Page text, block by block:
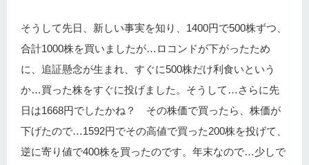
そうして先日、新しい事実を知り、1400円で500株ずつ、
合計1000株を買いましたが…ロコンドが下がったため
に、追証懸念が生まれ、すぐに500株だけ利食いという
か…買った株をすぐに投げました。そうして…さらに先
日は1668円でしたかね？ その株価で買ったら、株価が
下げたので…1592円でその高値で買った200株を投げて、
逆に寄り値で400株を買ったのです。年末なので…少しで